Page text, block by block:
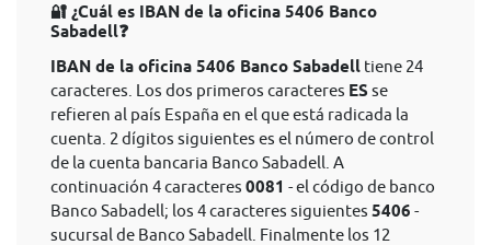
🔐 ¿Cuál es IBAN de la oficina 5406 Banco
Sabadell❓
IBAN de la oficina 5406 Banco Sabadell tiene 24
caracteres. Los dos primeros caracteres ES se
refieren al país España en el que está radicada la
cuenta. 2 dígitos siguientes es el número de control
de la cuenta bancaria Banco Sabadell. A
continuación 4 caracteres 0081 - el código de banco
Banco Sabadell; los 4 caracteres siguientes 5406 -
sucursal de Banco Sabadell. Finalmente los 12